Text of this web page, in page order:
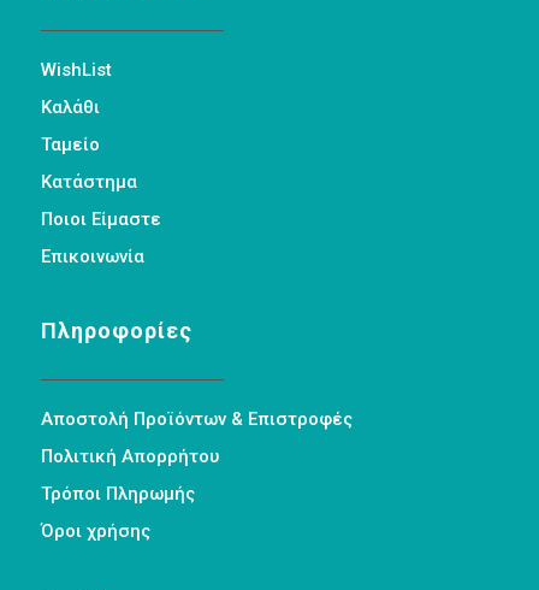
WishList
Καλάθι
Ταμείο
Κατάστημα
Ποιοι Είμαστε
Επικοινωνία
Πληροφορίες
Αποστολή Προϊόντων & Επιστροφές
Πολιτική Απορρήτου
Τρόποι Πληρωμής
Όροι χρήσης